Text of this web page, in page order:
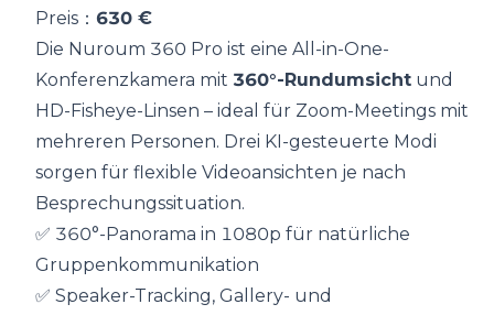
Preis： 630 €
Die Nuroum 360 Pro ist eine All-in-One-
Konferenzkamera mit 360°-Rundumsicht und
HD-Fisheye-Linsen – ideal für Zoom-Meetings mit
mehreren Personen. Drei KI-gesteuerte Modi
sorgen für flexible Videoansichten je nach
Besprechungssituation.
✅ 360°-Panorama in 1080p für natürliche
Gruppenkommunikation
✅ Speaker-Tracking, Gallery- und